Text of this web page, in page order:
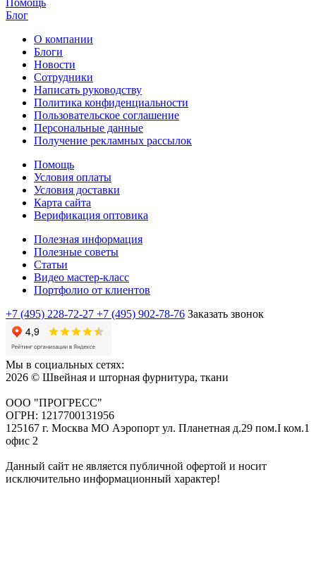
Помощь
Блог
О компании
Блоги
Новости
Сотрудники
Написать руководству
Политика конфиденциальности
Пользовательское соглашение
Персональные данные
Получение рекламных рассылок
Помощь
Условия оплаты
Условия доставки
Карта сайта
Верификация оптовика
Полезная информация
Полезные советы
Статьи
Видео мастер-класс
Портфолио от клиентов
+7 (495) 228-72-27 +7 (495) 902-78-76 Заказать звонок
Мы в социальных сетях:
2026 © Швейная и шторная фурнитура, ткани
ООО "ПРОГРЕСС"
ОГРН: 1217700131956
125167 г. Москва МО Аэропорт ул. Планетная д.29 пом.I ком.1
офис 2
Данный сайт не является публичной офертой и носит
исключительно информационный характер!